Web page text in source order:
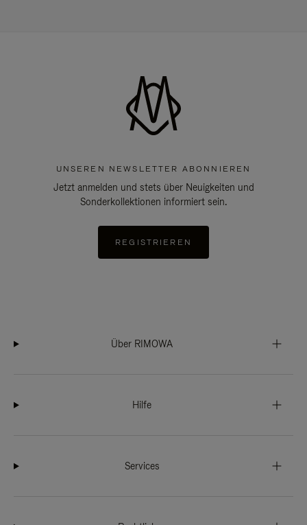
UNSEREN NEWSLETTER ABONNIEREN
Jetzt anmelden und stets über Neuigkeiten und
Sonderkollektionen informiert sein.
REGISTRIEREN
Über RIMOWA
Hilfe
Services